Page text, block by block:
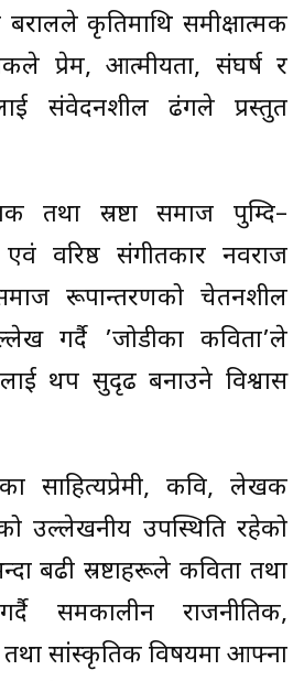
कृतिमाथि समीक्षात्मक
प्रेम, आत्मीयता, संघर्ष र
संवेदनशील ढंगले प्रस्तुत
तथा स्रष्टा समाज पुम्दि–
एवं वरिष्ठ संगीतकार नवराज
रूपान्तरणको चेतनशील
गर्दै ’जोडीका कविता’ले
थप सुदृढ बनाउने विश्वास
साहित्यप्रेमी, कवि, लेखक
उल्लेखनीय उपस्थिति रहेको
बढी स्रष्टाहरूले कविता तथा
समकालीन राजनीतिक,
सांस्कृतिक विषयमा आफ्ना